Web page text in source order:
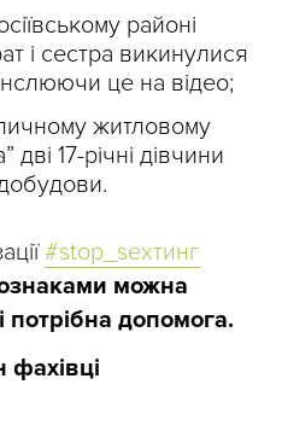
районі
і сестра викинулися
це на відео;
житловому
дві 17-річні дівчини
#stop_sexтинг
можна
потрібна допомога.
фахівці